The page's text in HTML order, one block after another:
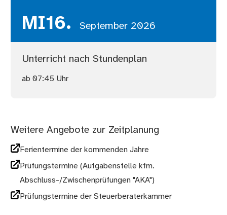
MI16. September 2026
Unterricht nach Stundenplan
ab 07:45 Uhr
Weitere Angebote zur Zeitplanung
Ferientermine der kommenden Jahre
Prüfungstermine (Aufgabenstelle kfm.
Abschluss-/Zwischenprüfungen "AKA")
Prüfungstermine der Steuerberaterkammer